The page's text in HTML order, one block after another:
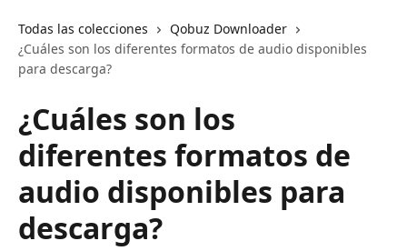
Todas las colecciones
Qobuz Downloader
¿Cuáles son los diferentes formatos de audio disponibles
para descarga?
¿Cuáles son los
diferentes formatos de
audio disponibles para
descarga?